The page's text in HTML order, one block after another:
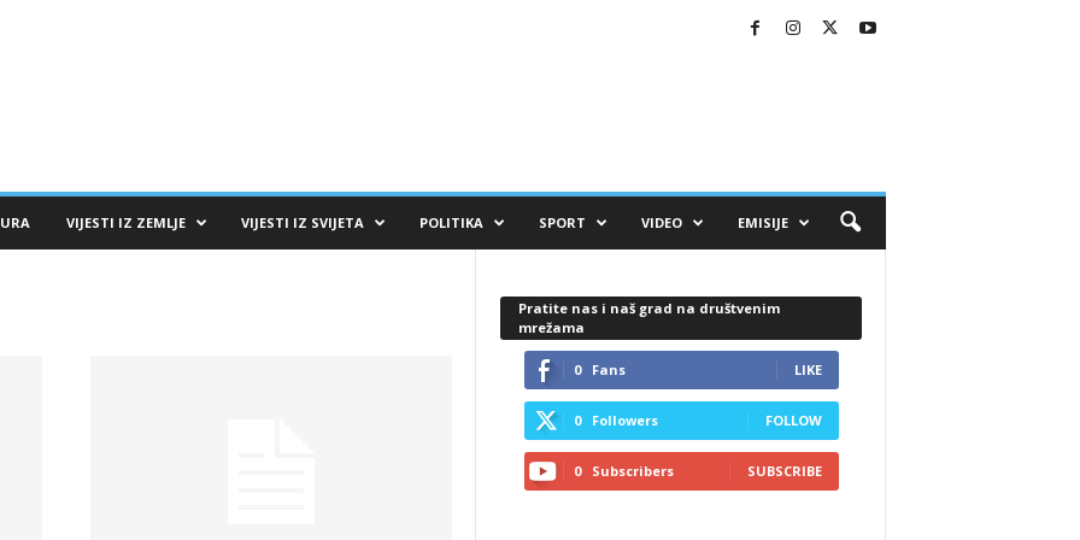
VIJESTI IZ ZEMLJE VIJESTI IZ SVIJETA POLITIKA SPORT VIDEO EMISIJE
Pratite nas i naš grad na društvenim
mrežama
0 Fans LIKE
0 Followers FOLLOW
0 Subscribers SUBSCRIBE